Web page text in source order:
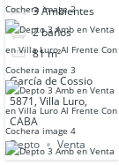
Venta en Villa
Luro Al Frente
Con Cochera
3Ambientes
2baños
81m²
García de Cossio
5871, Villa Luro,
CABA
Depto
Venta